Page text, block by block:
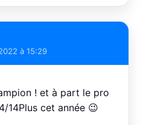
à 15:29
! et à part le pro
14Plus cet année 😉